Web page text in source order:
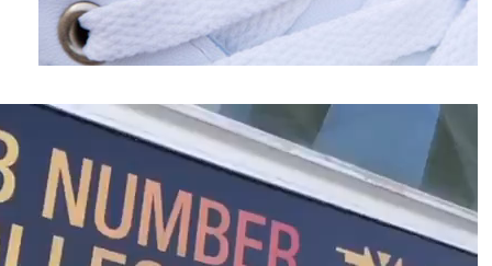
نمایشگر
ویدیو